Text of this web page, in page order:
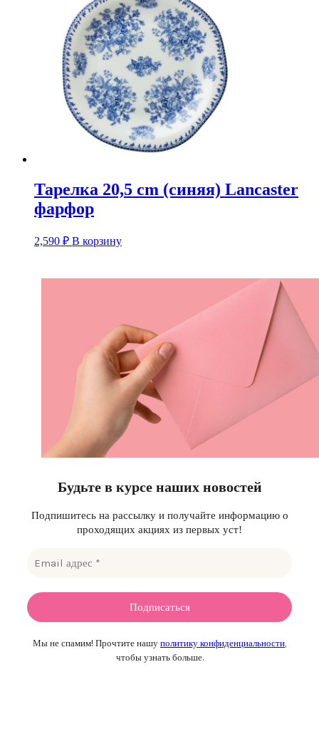
Тарелка 20,5 cm (синяя) Lancaster
фарфор
2,590 ₽ В корзину
Будьте в курсе наших новостей
Подпишитесь на рассылку и получайте информацию о
проходящих акциях из первых уст!
Мы не спамим! Прочтите нашу политику конфиденциальности
чтобы узнать больше.